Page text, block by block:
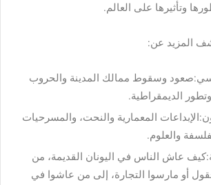
وتأثيرها على العالم.
المزيد عن:
وسقوط ممالك المدينة والحروب
الديمقراطية.
المعمارية والنحت، والمسرحيات
والعلوم.
عاش الناس في اليونان القديمة، من
أو مارسوا التجارة، إلى من عاشوا في